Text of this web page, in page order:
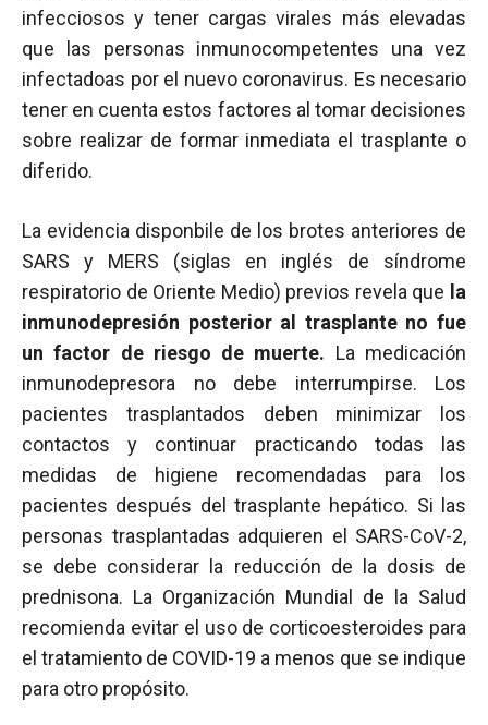
infecciosos y tener cargas virales más elevadas
que las personas inmunocompetentes una vez
infectadoas por el nuevo coronavirus. Es necesario
tener en cuenta estos factores al tomar decisiones
sobre realizar de formar inmediata el trasplante o
diferido.
La evidencia disponbile de los brotes anteriores de
SARS y MERS (siglas en inglés de síndrome
respiratorio de Oriente Medio) previos revela que la
inmunodepresión posterior al trasplante no fue
un factor de riesgo de muerte. La medicación
inmunodepresora no debe interrumpirse. Los
pacientes trasplantados deben minimizar los
contactos y continuar practicando todas las
medidas de higiene recomendadas para los
pacientes después del trasplante hepático. Si las
personas trasplantadas adquieren el SARS-CoV-2,
se debe considerar la reducción de la dosis de
prednisona. La Organización Mundial de la Salud
recomienda evitar el uso de corticoesteroides para
el tratamiento de COVID-19 a menos que se indique
para otro propósito.